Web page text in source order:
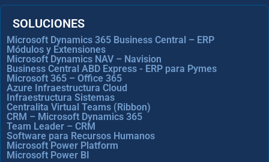
SOLUCIONES
Microsoft Dynamics 365 Business Central – ERP
Módulos y Extensiones
Microsoft Dynamics NAV – Navision
Business Central ABD Express - ERP para Pymes
Microsoft 365 – Office 365
Azure Infraestructura Cloud
Infraestructura Sistemas
Centralita Virtual Teams (Ribbon)
CRM – Microsoft Dynamics 365
Team Leader – CRM
Software para Recursos Humanos
Microsoft Power Platform
Microsoft Power BI